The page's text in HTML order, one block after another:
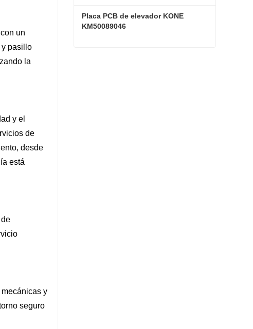
un
y pasillo
la
y el
de
desde
está
y
seguro
Placa PCB de elevador KONE
KM50089046